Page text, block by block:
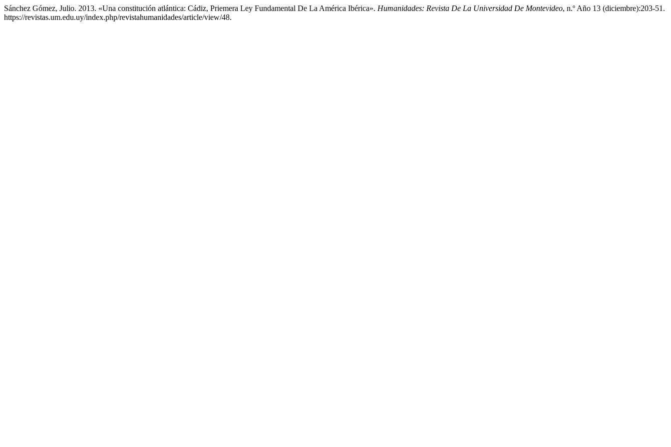
Sánchez Gómez, Julio. 2013. «Una constitución atlántica: Cádiz, Priemera Ley Fundamental De La América Ibérica». Humanidades: Revista De La Universidad De Montevideo, n.º Año 13 (diciembre):203-51.
https://revistas.um.edu.uy/index.php/revistahumanidades/article/view/48.